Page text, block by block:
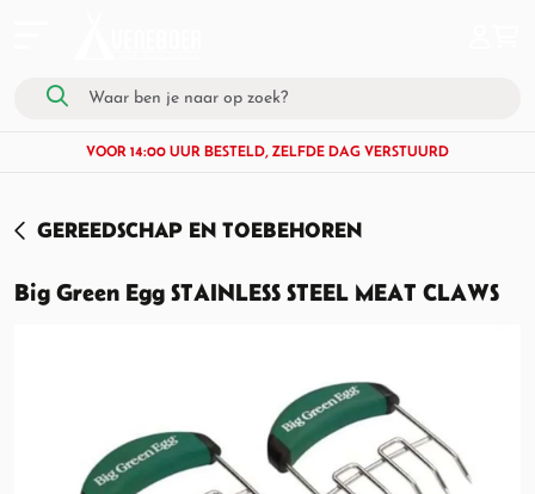
VOOR 14:00 UUR BESTELD, ZELFDE DAG VERSTUURD
GEREEDSCHAP EN TOEBEHOREN
Big Green Egg STAINLESS STEEL MEAT CLAWS